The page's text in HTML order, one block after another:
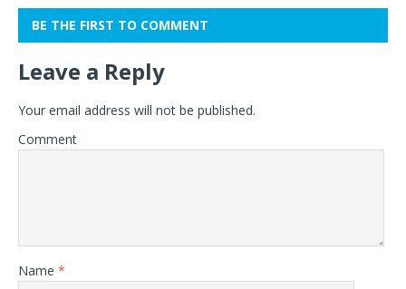
BE THE FIRST TO COMMENT
Leave a Reply
Your email address will not be published.
Comment
Name *